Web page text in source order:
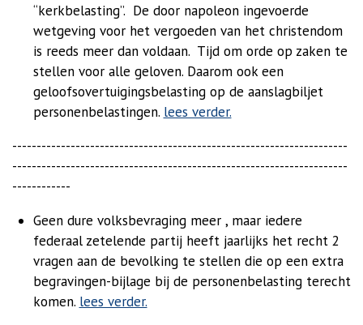
“kerkbelasting”. De door napoleon ingevoerde
wetgeving voor het vergoeden van het christendom
is reeds meer dan voldaan. Tijd om orde op zaken te
stellen voor alle geloven. Daarom ook een
geloofsovertuigingsbelasting op de aanslagbiljet
personenbelastingen. lees verder.
---------------------------------------------------------------------
---------------------------------------------------------------------
------------
Geen dure volksbevraging meer , maar iedere
federaal zetelende partij heeft jaarlijks het recht 2
vragen aan de bevolking te stellen die op een extra
begravingen-bijlage bij de personenbelasting terecht
komen. lees verder.